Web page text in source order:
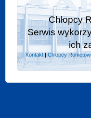
Chłopcy
Serwis
ich
Kontakt| Chlopcy